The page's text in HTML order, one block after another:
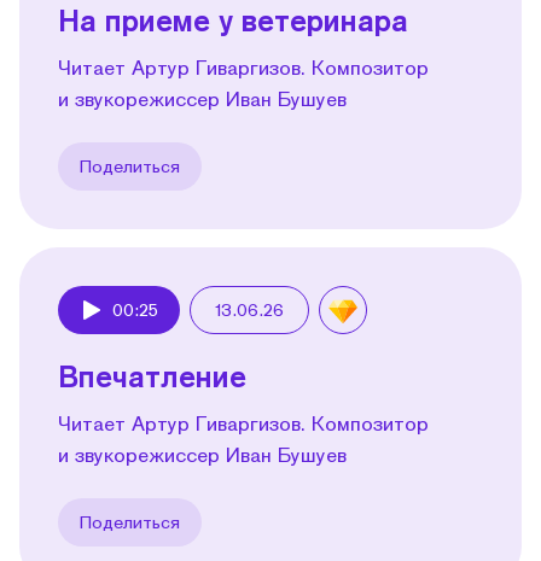
На приеме у ветеринара
Читает Артур Гиваргизов. Композитор
и звукорежиссер Иван Бушуев
Поделиться
00:25 13.06.26
Впечатление
Читает Артур Гиваргизов. Композитор
и звукорежиссер Иван Бушуев
Поделиться